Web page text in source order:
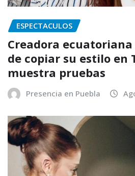
ESPECTACULOS
Creadora ecuatoriana
de copiar su estilo en
muestra pruebas
Presencia en Puebla